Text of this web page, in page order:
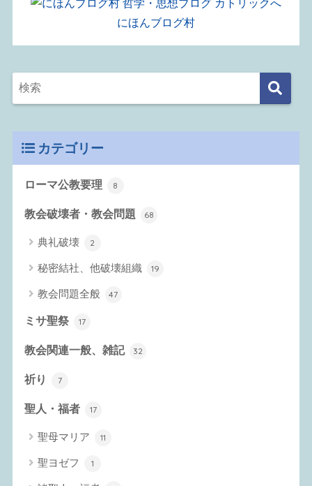
にほんブログ村
カテゴリー
ローマ公教要理 8
教会破壊者・教会問題 68
典礼破壊 2
秘密結社、他破壊組織 19
教会問題全般 47
ミサ聖祭 17
教会関連一般、雑記 32
祈り 7
聖人・福者 17
聖母マリア 11
聖ヨゼフ 1